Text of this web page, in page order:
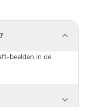
beelden in de